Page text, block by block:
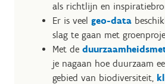
als richtlijn en
Er is veel geo-data
slag te gaan met
Met de
je nagaan hoe duurzaam
gebied van biodiversiteit,